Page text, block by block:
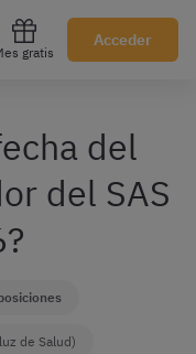
gratis
Acceder
del
del SAS
de Salud)